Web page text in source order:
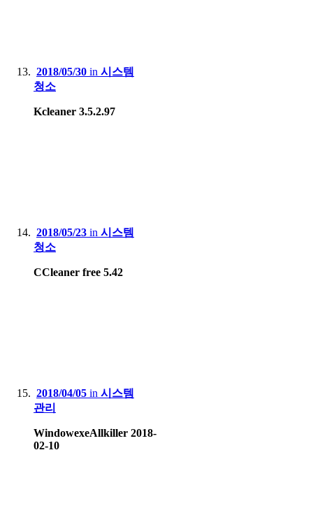
2018/05/30 in 시스템
청소
Kcleaner 3.5.2.97
2018/05/23 in 시스템
청소
CCleaner free 5.42
2018/04/05 in 시스템
관리
WindowexeAllkiller 2018-
02-10